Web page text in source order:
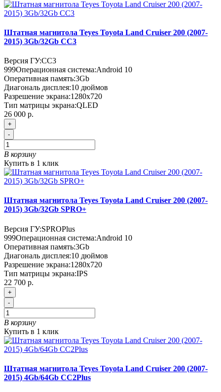
Штатная магнитола Teyes Toyota Land Cruiser 200 (2007-
2015) 3Gb/32Gb CC3
Версия ГУ:CC3
999Операционная система:Android 10
Оперативная память:3Gb
Диагональ дисплея:10 дюймов
Разрешение экрана:1280x720
Тип матрицы экрана:QLED
26 000 р.
+
-
В корзину
Купить в 1 клик
Штатная магнитола Teyes Toyota Land Cruiser 200 (2007-
2015) 3Gb/32Gb SPRO+
Версия ГУ:SPROPlus
999Операционная система:Android 10
Оперативная память:3Gb
Диагональ дисплея:10 дюймов
Разрешение экрана:1280x720
Тип матрицы экрана:IPS
22 700 р.
+
-
В корзину
Купить в 1 клик
Штатная магнитола Teyes Toyota Land Cruiser 200 (2007-
2015) 4Gb/64Gb CC2Plus